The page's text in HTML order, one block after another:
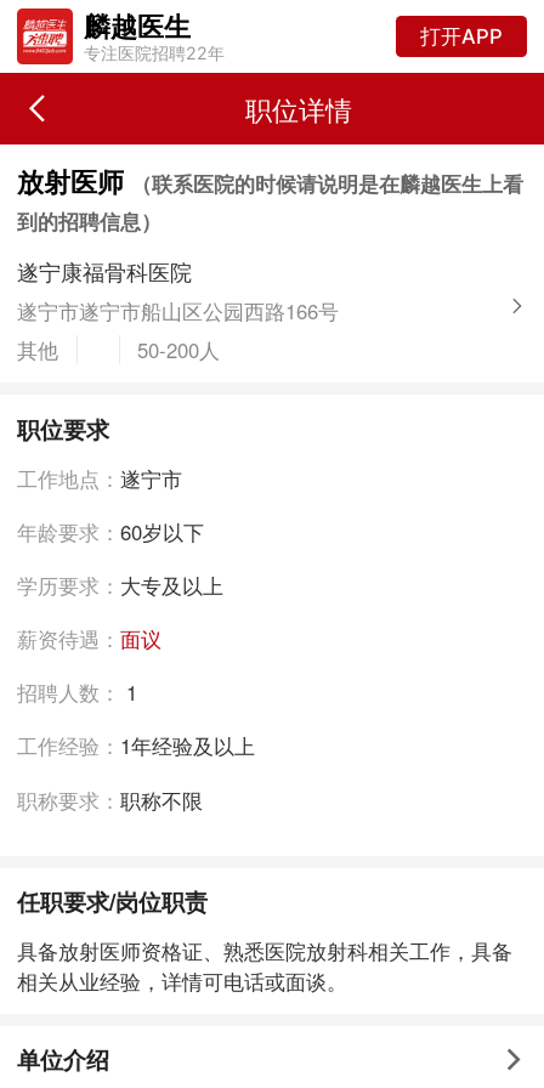
麟越医生
专注医院招聘22年
打开APP
职位详情
放射医师
（联系医院的时候请说明是在麟越医生上看
到的招聘信息）
遂宁康福骨科医院
遂宁市遂宁市船山区公园西路166号
其他
50-200人
职位要求
工作地点：遂宁市
年龄要求：60岁以下
学历要求： 大专及以上
薪资待遇：面议
招聘人数： 1
工作经验： 1年经验及以上
职称要求：职称不限
任职要求/岗位职责
具备放射医师资格证、熟悉医院放射科相关工作，具备
相关从业经验，详情可电话或面谈。
单位介绍